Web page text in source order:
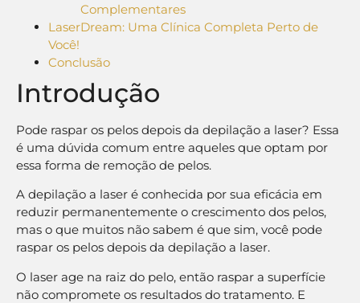
Complementares
LaserDream: Uma Clínica Completa Perto de
Você!
Conclusão
Introdução
Pode raspar os pelos depois da depilação a laser? Essa
é uma dúvida comum entre aqueles que optam por
essa forma de remoção de pelos.
A depilação a laser é conhecida por sua eficácia em
reduzir permanentemente o crescimento dos pelos,
mas o que muitos não sabem é que sim, você pode
raspar os pelos depois da depilação a laser.
O laser age na raiz do pelo, então raspar a superfície
não compromete os resultados do tratamento. E